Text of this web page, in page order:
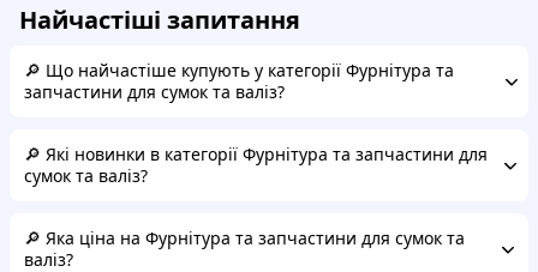
Найчастіші запитання
🔎 Що найчастіше купують у категорії Фурнітура та
запчастини для сумок та валіз?
🔎 Які новинки в категорії Фурнітура та запчастини для
сумок та валіз?
🔎 Яка ціна на Фурнітура та запчастини для сумок та
валіз?